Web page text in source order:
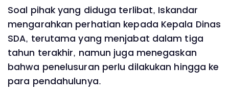
Soal pihak yang diduga terlibat, Iskandar
mengarahkan perhatian kepada Kepala Dinas
SDA, terutama yang menjabat dalam tiga
tahun terakhir, namun juga menegaskan
bahwa penelusuran perlu dilakukan hingga ke
para pendahulunya.